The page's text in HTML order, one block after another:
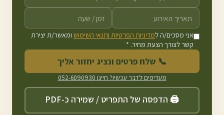
אני מסכים/ה למדיניות הפרטיות ותנאי השימושומאשר/ת יצירת
קשר לצורך הצעת מחיר. *
📞 שלח פרטים ונציג יחזור אליך
מעדיפים לדבר עכשיו? חייגו 052-6090930
🖨️ הדפסה של התפריט / שמירה כ-PDF